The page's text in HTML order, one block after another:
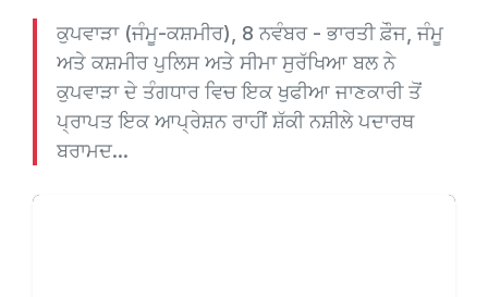
ਕੁਪਵਾੜਾ (ਜੰਮੂ-ਕਸ਼ਮੀਰ), 8 ਨਵੰਬਰ - ਭਾਰਤੀ ਫ਼ੌਜ, ਜੰਮੂ
ਅਤੇ ਕਸ਼ਮੀਰ ਪੁਲਿਸ ਅਤੇ ਸੀਮਾ ਸੁਰੱਖਿਆ ਬਲ ਨੇ
ਕੁਪਵਾੜਾ ਦੇ ਤੰਗਧਾਰ ਵਿਚ ਇਕ ਖੁਫੀਆ ਜਾਣਕਾਰੀ ਤੋਂ
ਪ੍ਰਾਪਤ ਇਕ ਆਪ੍ਰੇਸ਼ਨ ਰਾਹੀਂ ਸ਼ੱਕੀ ਨਸ਼ੀਲੇ ਪਦਾਰਥ
ਬਰਾਮਦ...